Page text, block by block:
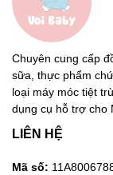
Chuyên cung cấp
sữa, thực phẩm
loại máy móc tiệt
dụng cụ hỗ trợ cho
LIÊN HỆ
Mã số: